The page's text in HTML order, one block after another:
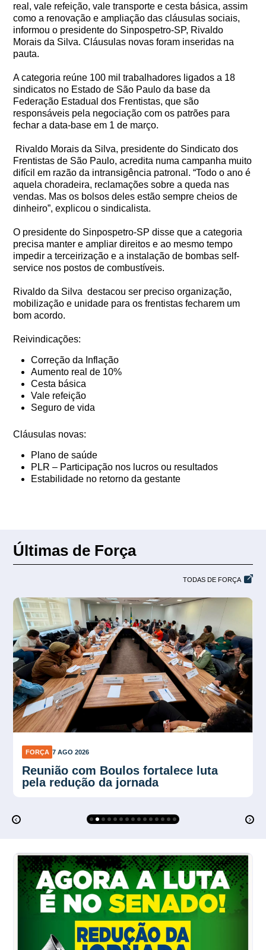
real, vale refeição, vale transporte e cesta básica, assim
como a renovação e ampliação das cláusulas sociais,
informou o presidente do Sinpospetro-SP, Rivaldo
Morais da Silva. Cláusulas novas foram inseridas na
pauta.
A categoria reúne 100 mil trabalhadores ligados a 18
sindicatos no Estado de São Paulo da base da
Federação Estadual dos Frentistas, que são
responsáveis pela negociação com os patrões para
fechar a data-base em 1 de março.
Rivaldo Morais da Silva, presidente do Sindicato dos
Frentistas de São Paulo, acredita numa campanha muito
difícil em razão da intransigência patronal. “Todo o ano é
aquela choradeira, reclamações sobre a queda nas
vendas. Mas os bolsos deles estão sempre cheios de
dinheiro”, explicou o sindicalista.
O presidente do Sinpospetro-SP disse que a categoria
precisa manter e ampliar direitos e ao mesmo tempo
impedir a terceirização e a instalação de bombas self-
service nos postos de combustíveis.
Rivaldo da Silva destacou ser preciso organização,
mobilização e unidade para os frentistas fecharem um
bom acordo.
Reivindicações:
Correção da Inflação
Aumento real de 10%
Cesta básica
Vale refeição
Seguro de vida
Cláusulas novas:
Plano de saúde
PLR – Participação nos lucros ou resultados
Estabilidade no retorno da gestante
Últimas de Força
TODAS DE FORÇA
FORÇA 7 AGO 2026
Plano Verão reforça proteção contra
calor no trabalho